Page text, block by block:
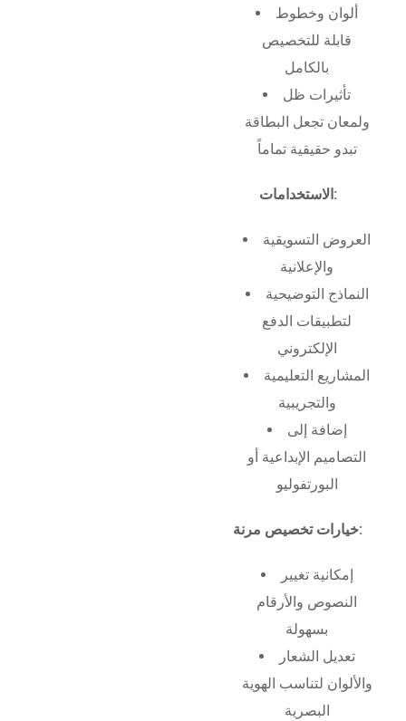
ألوان وخطوط
قابلة للتخصيص
بالكامل
تأثيرات ظل
ولمعان تجعل البطاقة
تبدو حقيقية تماماً
الاستخدامات:
العروض التسويقية
والإعلانية
النماذج التوضيحية
لتطبيقات الدفع
الإلكتروني
المشاريع التعليمية
والتجريبية
إضافة إلى
التصاميم الإبداعية أو
البورتفوليو
خيارات تخصيص مرنة:
إمكانية تغيير
النصوص والأرقام
بسهولة
تعديل الشعار
والألوان لتناسب الهوية
البصرية